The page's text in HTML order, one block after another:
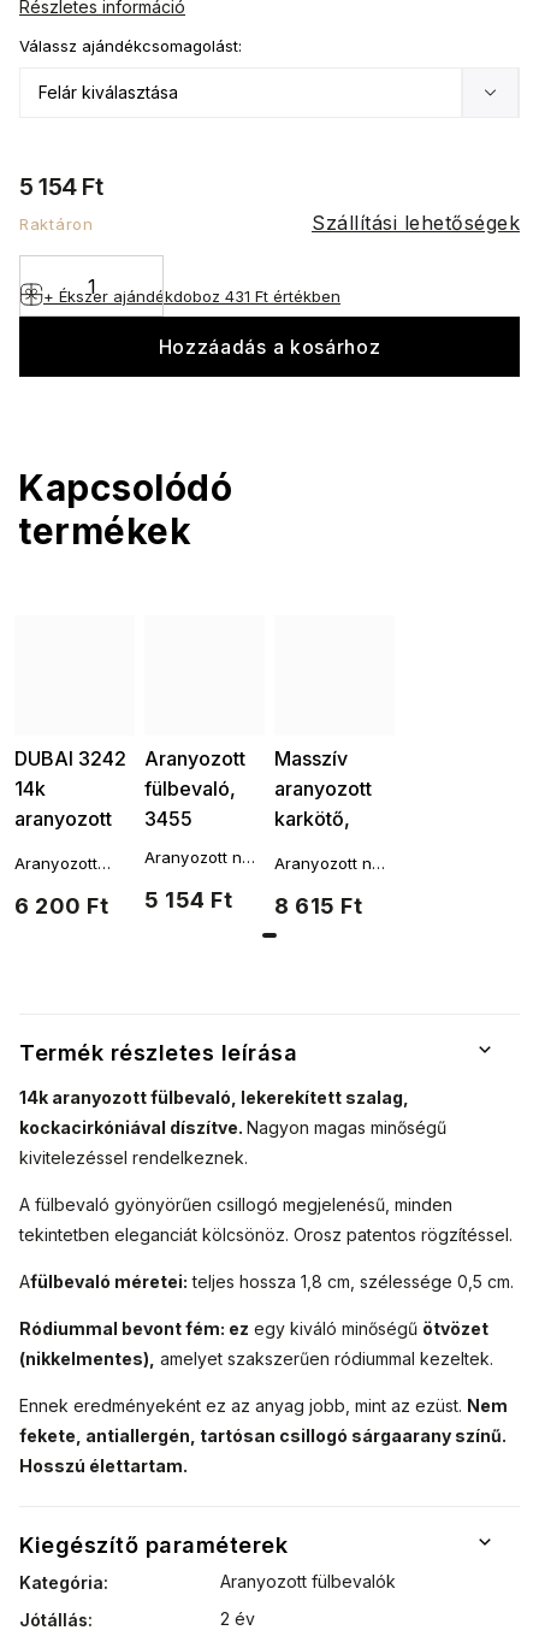
5 154 Ft
Raktáron Szállítási lehetőségek
Válassz ajándékcsomagolást:
Hozzáadás a kosárhoz
+ Ékszer ajándékdoboz 431 Ft értékben
Részletes információ
Termék részletes leírása
14k aranyozott fülbevaló, lekerekített szalag,
kockacirkóniával díszítve. Nagyon magas minőségű
kivitelezéssel rendelkeznek.
A fülbevaló gyönyörűen csillogó megjelenésű, minden
tekintetben eleganciát kölcsönöz. Orosz patentos rögzítéssel.
Afülbevaló méretei: teljes hossza 1,8 cm, szélessége 0,5 cm.
Ródiummal bevont fém: ez egy kiváló minőségű ötvözet
(nikkelmentes), amelyet szakszerűen ródiummal kezeltek.
Ennek eredményeként ez az anyag jobb, mint az ezüst. Nem
fekete, antiallergén, tartósan csillogó sárgaarany színű.
Hosszú élettartam.
Kiegészítő paraméterek
Kategória:
Aranyozott fülbevalók
Jótállás: 2 év
Kapcsolódó
termékek
DUBAI 3242
14k
aranyozott
bordázott,
cirkóniával
Ellami
6 200 Ft
Aranyozott
fülbevaló
Aranyozott
fülbevaló,
3455
5 154 Ft
Aranyozott női
arany
Masszív
aranyozott
karkötő,
8 615 Ft
Aranyozott női
arany